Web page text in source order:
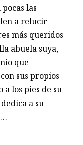
las
a relucir
más queridos
abuela suya,
que
sus propios
a los pies de su
a su